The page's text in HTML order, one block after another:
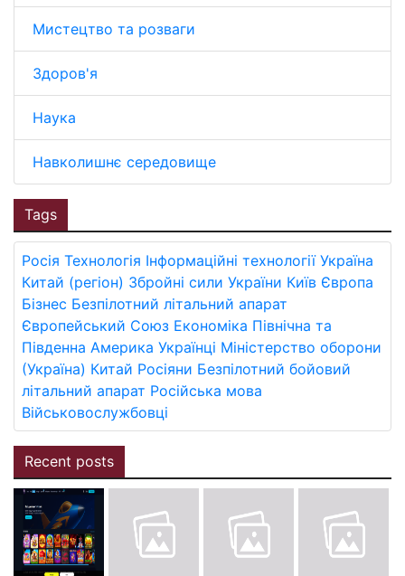
Мистецтво та розваги
Здоров'я
Наука
Навколишнє середовище
Tags
Росія Технологія Інформаційні технології Україна
Китай (регіон) Збройні сили України Київ Європа
Бізнес Безпілотний літальний апарат
Європейський Союз Економіка Північна та
Південна Америка Українці Міністерство оборони
(Україна) Китай Росіяни Безпілотний бойовий
літальний апарат Російська мова
Військовослужбовці
Recent posts